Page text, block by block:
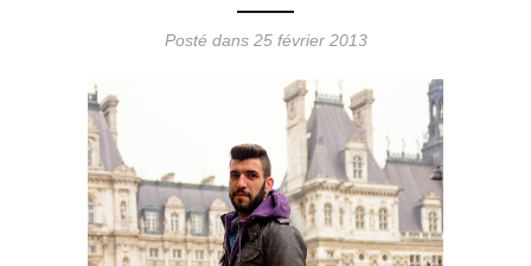
Posté dans 25 février 2013